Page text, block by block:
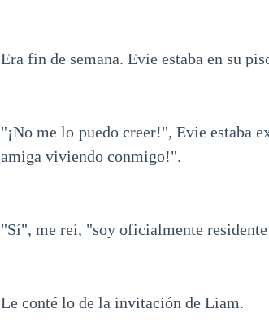
Era fin de semana. Evie estaba en su
"¡No me lo puedo creer!", Evie estaba
amiga viviendo conmigo!".
"Sí", me reí, "soy oficialmente
Le conté lo de la invitación de Liam.